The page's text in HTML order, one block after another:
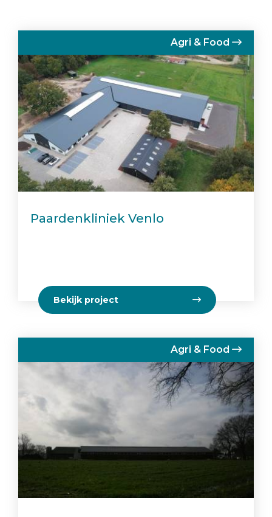
Agri & Food
Paardenkliniek Venlo
Bekijk project
Agri & Food